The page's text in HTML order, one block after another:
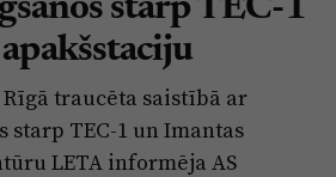
Tēmas
Viedokļi
Dzīve un ticība
Ekonomika
starp TEC-1
traucēta saistībā ar
starp TEC-1 un Imantas
LETA informēja AS